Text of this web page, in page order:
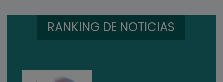
RANKING DE NOTICIAS